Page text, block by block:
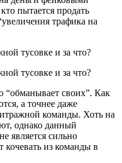
пытается продать
трафика на
“обманывает своих”. Как
а точнее даже
команды. Хоть на
однако данный
является сильно
из команды в